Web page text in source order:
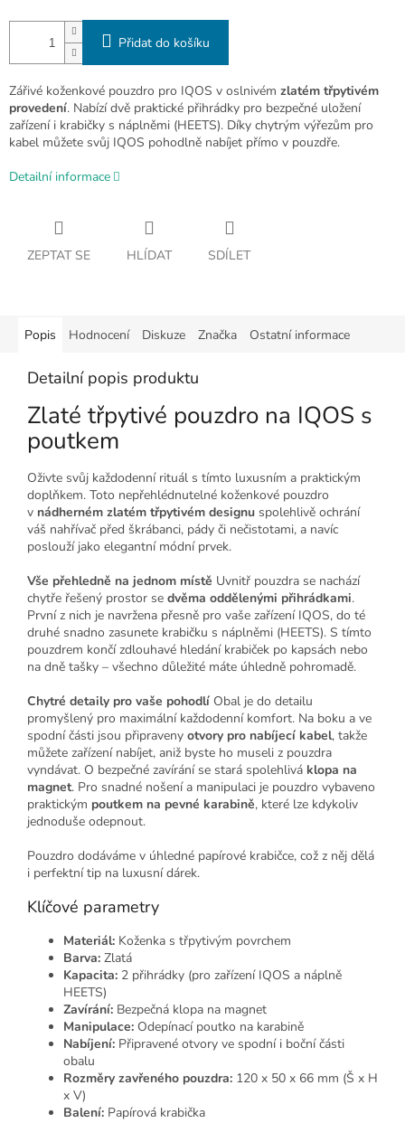
Přidat do košíku
Zářivé koženkové pouzdro pro IQOS v oslnivém zlatém třpytivém
provedení. Nabízí dvě praktické přihrádky pro bezpečné uložení
zařízení i krabičky s náplněmi (HEETS). Díky chytrým výřezům pro
kabel můžete svůj IQOS pohodlně nabíjet přímo v pouzdře.
Detailní informace
ZEPTAT SE HLÍDAT SDÍLET
Popis Hodnocení Diskuze Značka Ostatní informace
Detailní popis produktu
Zlaté třpytivé pouzdro na IQOS s
poutkem
Oživte svůj každodenní rituál s tímto luxusním a praktickým
doplňkem. Toto nepřehlédnutelné koženkové pouzdro
v nádherném zlatém třpytivém designu spolehlivě ochrání
váš nahřívač před škrábanci, pády či nečistotami, a navíc
poslouží jako elegantní módní prvek.
Vše přehledně na jednom místě Uvnitř pouzdra se nachází
chytře řešený prostor se dvěma oddělenými přihrádkami.
První z nich je navržena přesně pro vaše zařízení IQOS, do té
druhé snadno zasunete krabičku s náplněmi (HEETS). S tímto
pouzdrem končí zdlouhavé hledání krabiček po kapsách nebo
na dně tašky – všechno důležité máte úhledně pohromadě.
Chytré detaily pro vaše pohodlí Obal je do detailu
promyšlený pro maximální každodenní komfort. Na boku a ve
spodní části jsou připraveny otvory pro nabíjecí kabel, takže
můžete zařízení nabíjet, aniž byste ho museli z pouzdra
vyndávat. O bezpečné zavírání se stará spolehlivá klopa na
magnet. Pro snadné nošení a manipulaci je pouzdro vybaveno
praktickým poutkem na pevné karabině, které lze kdykoliv
jednoduše odepnout.
Pouzdro dodáváme v úhledné papírové krabičce, což z něj dělá
i perfektní tip na luxusní dárek.
Klíčové parametry
Materiál: Koženka s třpytivým povrchem
Barva: Zlatá
Kapacita: 2 přihrádky (pro zařízení IQOS a náplně
HEETS)
Zavírání: Bezpečná klopa na magnet
Manipulace: Odepínací poutko na karabině
Nabíjení: Připravené otvory ve spodní i boční části
obalu
Rozměry zavřeného pouzdra: 120 x 50 x 66 mm (Š x H
x V)
Balení: Papírová krabička